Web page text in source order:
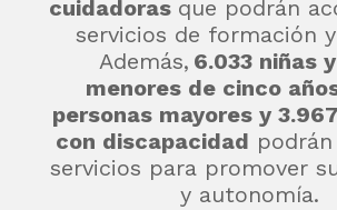
cuidadoras que podrán
servicios de formación
Además, 6.033 niñas
menores de cinco
personas mayores y
con discapacidad
servicios para promover
y autonomía.